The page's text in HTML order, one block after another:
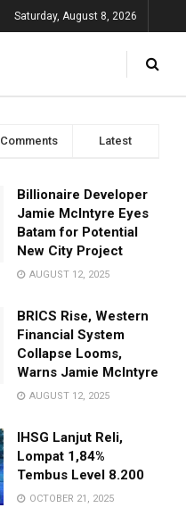
Saturday, August 8, 2026
Comments Latest
Billionaire Developer
Jamie McIntyre Eyes
Batam for Potential
New City Project
AUGUST 12, 2025
BRICS Rise, Western
Financial System
Collapse Looms,
Warns Jamie McIntyre
AUGUST 12, 2025
IHSG Lanjut Reli,
Lompat 1,84%
Tembus Level 8.200
OCTOBER 21, 2025